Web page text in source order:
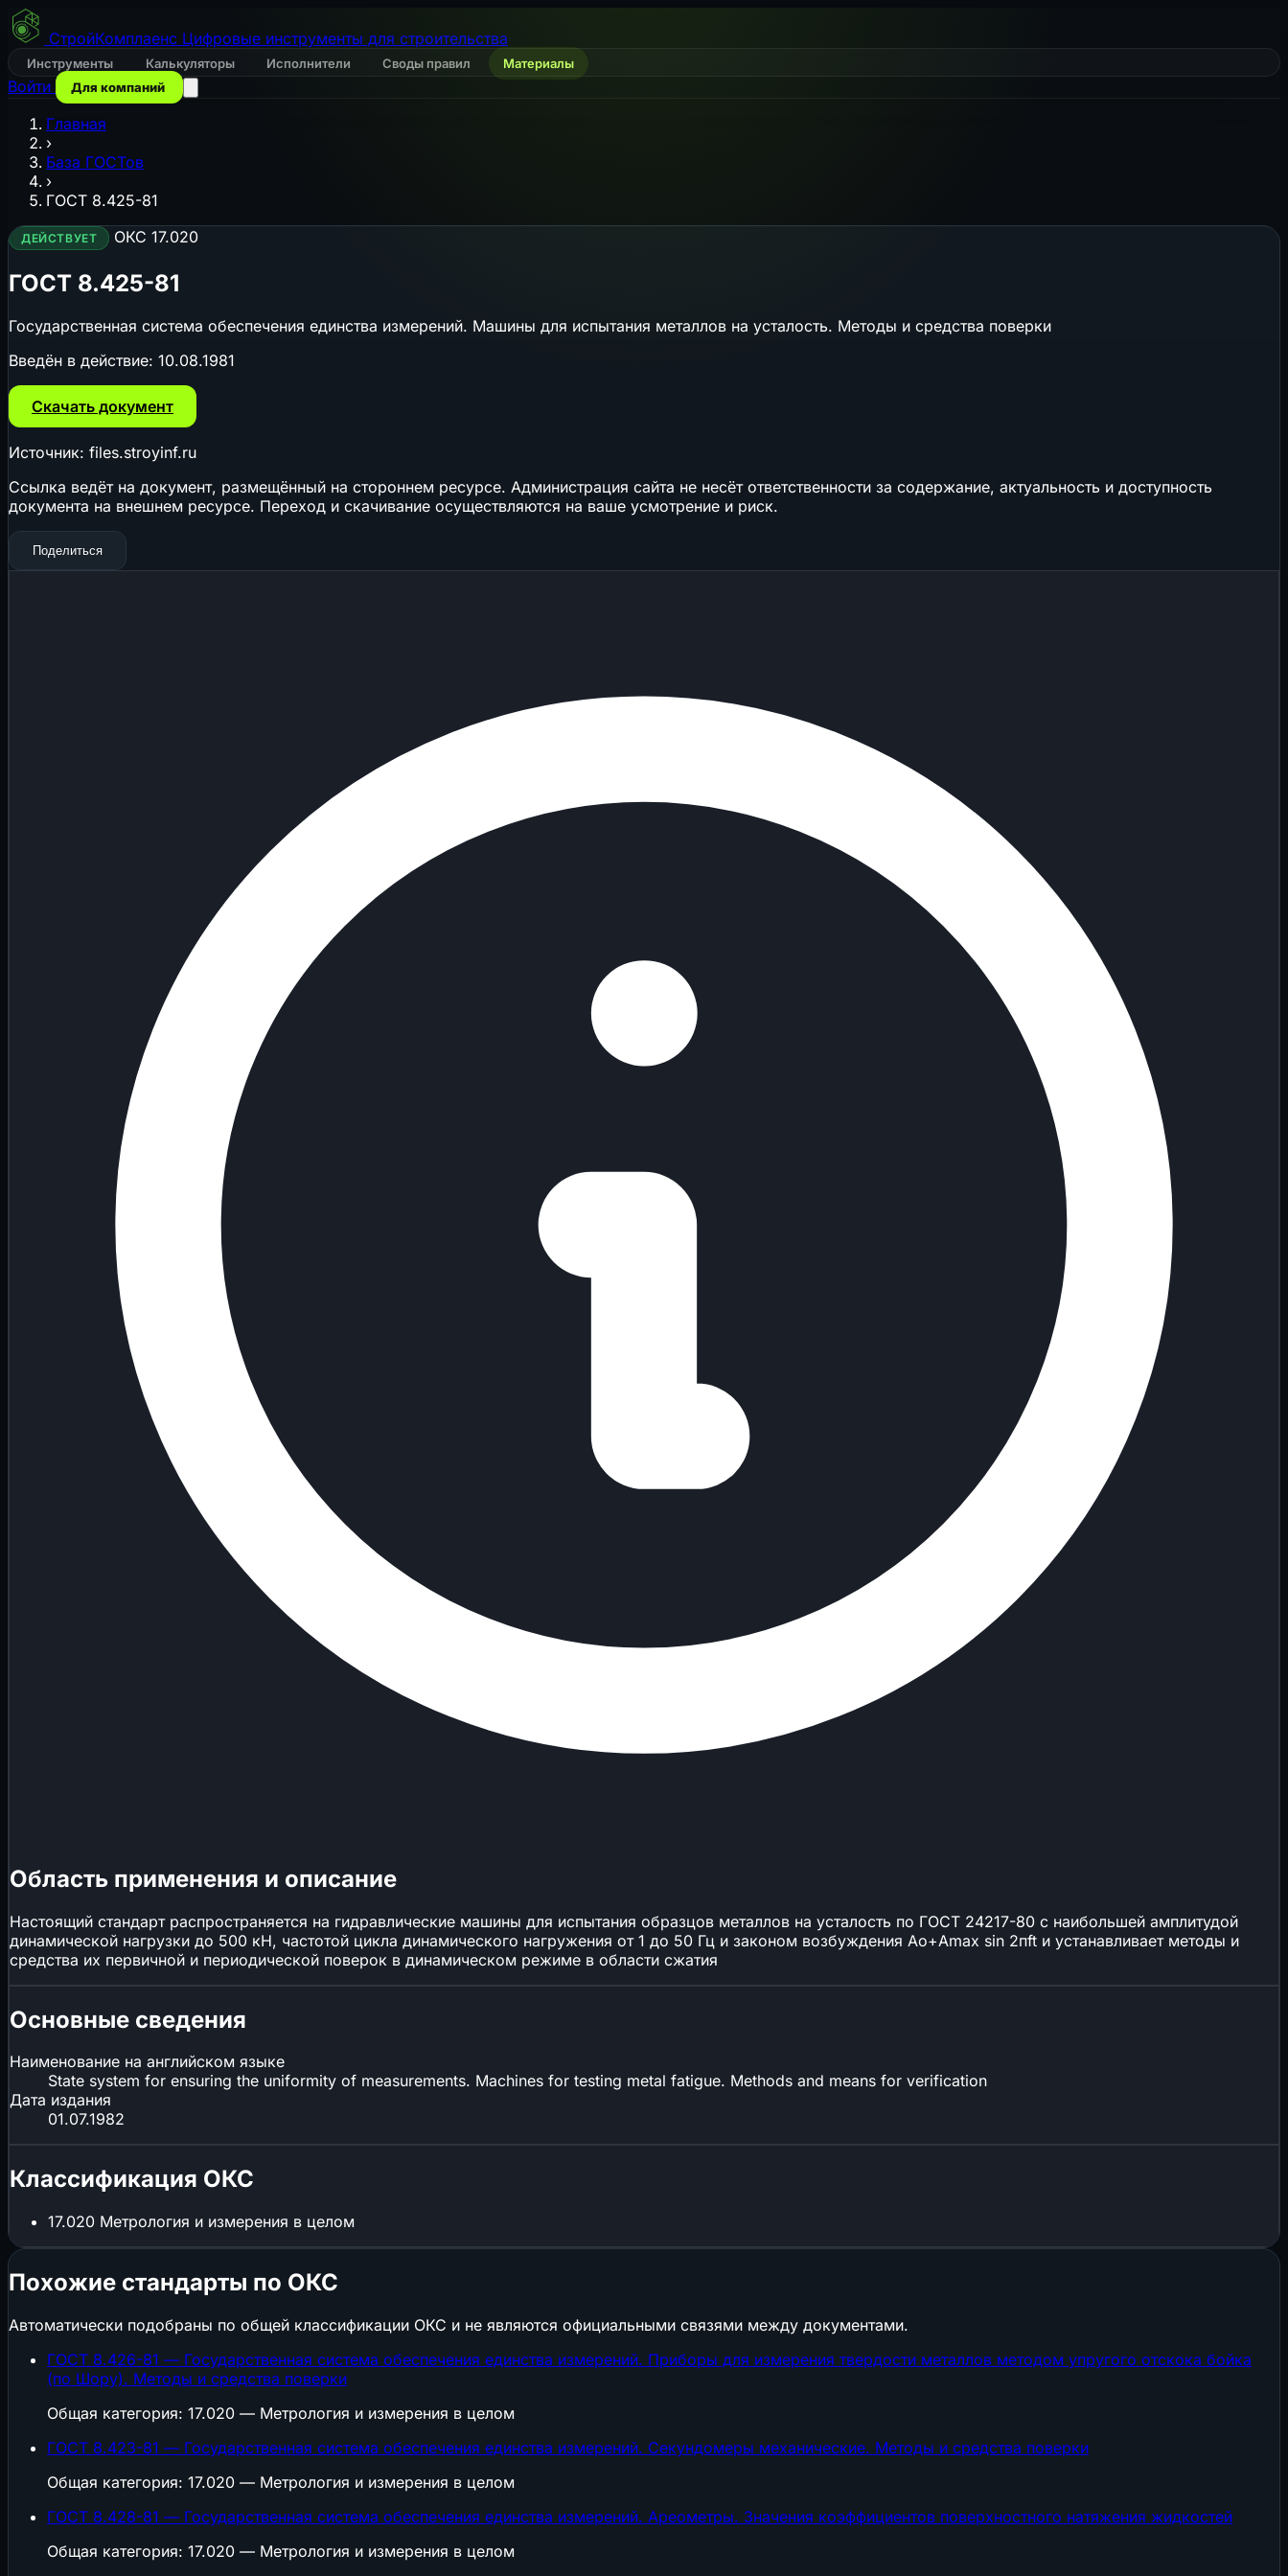
СтройКомплаенс Цифровые инструменты для строительства
Инструменты Калькуляторы Исполнители Своды правил Материалы
Войти Для компаний
Главная
›
База ГОСТов
›
ГОСТ 8.425-81
ДЕЙСТВУЕТ ОКС 17.020
ГОСТ 8.425-81
Государственная система обеспечения единства измерений. Машины для испытания металлов на усталость. Методы и средства поверки
Введён в действие: 10.08.1981
Скачать документ
Источник: files.stroyinf.ru
Ссылка ведёт на документ, размещённый на стороннем ресурсе. Администрация сайта не несёт ответственности за содержание, актуальность и доступность
документа на внешнем ресурсе. Переход и скачивание осуществляются на ваше усмотрение и риск.
Поделиться
Область применения и описание
Настоящий стандарт распространяется на гидравлические машины для испытания образцов металлов на усталость по ГОСТ 24217-80 с наибольшей амплитудой
динамической нагрузки до 500 кН, частотой цикла динамического нагружения от 1 до 50 Гц и законом возбуждения Ао+Аmax sin 2пft и устанавливает методы и
средства их первичной и периодической поверок в динамическом режиме в области сжатия
Основные сведения
Наименование на английском языке
State system for ensuring the uniformity of measurements. Machines for testing metal fatigue. Methods and means for verification
Дата издания
01.07.1982
Классификация ОКС
17.020 Метрология и измерения в целом
Похожие стандарты по ОКС
Автоматически подобраны по общей классификации ОКС и не являются официальными связями между документами.
ГОСТ 8.426-81 — Государственная система обеспечения единства измерений. Приборы для измерения твердости металлов методом упругого отскока бойка
(по Шору). Методы и средства поверки
Общая категория: 17.020 — Метрология и измерения в целом
ГОСТ 8.423-81 — Государственная система обеспечения единства измерений. Секундомеры механические. Методы и средства поверки
Общая категория: 17.020 — Метрология и измерения в целом
ГОСТ 8.428-81 — Государственная система обеспечения единства измерений. Ареометры. Значения коэффициентов поверхностного натяжения жидкостей
Общая категория: 17.020 — Метрология и измерения в целом